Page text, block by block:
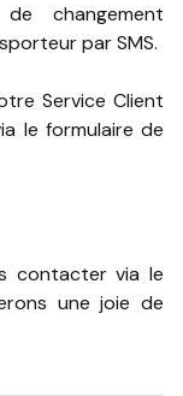
changement
par SMS.
Service Client
le formulaire de
contacter via le
une joie de